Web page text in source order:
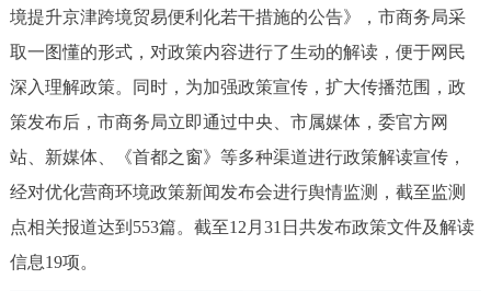
境提升京津跨境贸易便利化若干措施的公告》，市商务局采
取一图懂的形式，对政策内容进行了生动的解读，便于网民
深入理解政策。同时，为加强政策宣传，扩大传播范围，政
策发布后，市商务局立即通过中央、市属媒体，委官方网
站、新媒体、《首都之窗》等多种渠道进行政策解读宣传，
经对优化营商环境政策新闻发布会进行舆情监测，截至监测
点相关报道达到553篇。截至12月31日共发布政策文件及解读
信息19项。